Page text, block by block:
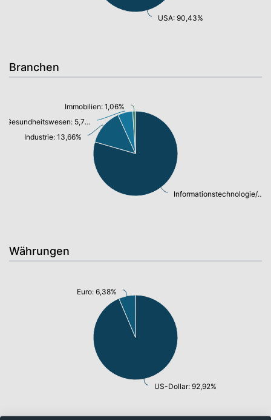
USA: 90,43%
Branchen
Informationstechnologie/ Telekommunikation: 78,86%
Industrie: 13,66%
Gesundheitswesen: 5,70%
Immobilien: 1,06%
Währungen
US-Dollar: 92,92%
Euro: 6,38%